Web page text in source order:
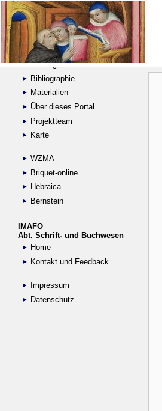
Suche
Handschriftensammlungen
Digitalisierte Handschriften
Kataloge
Bibliographie
Materialien
Über dieses Portal
Projektteam
Karte
WZMA
Briquet-online
Hebraica
Bernstein
IMAFO
Abt. Schrift- und Buchwesen
Home
Kontakt und Feedback
Impressum
Datenschutz